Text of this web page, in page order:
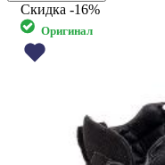
Скидка -16%
Оригинал